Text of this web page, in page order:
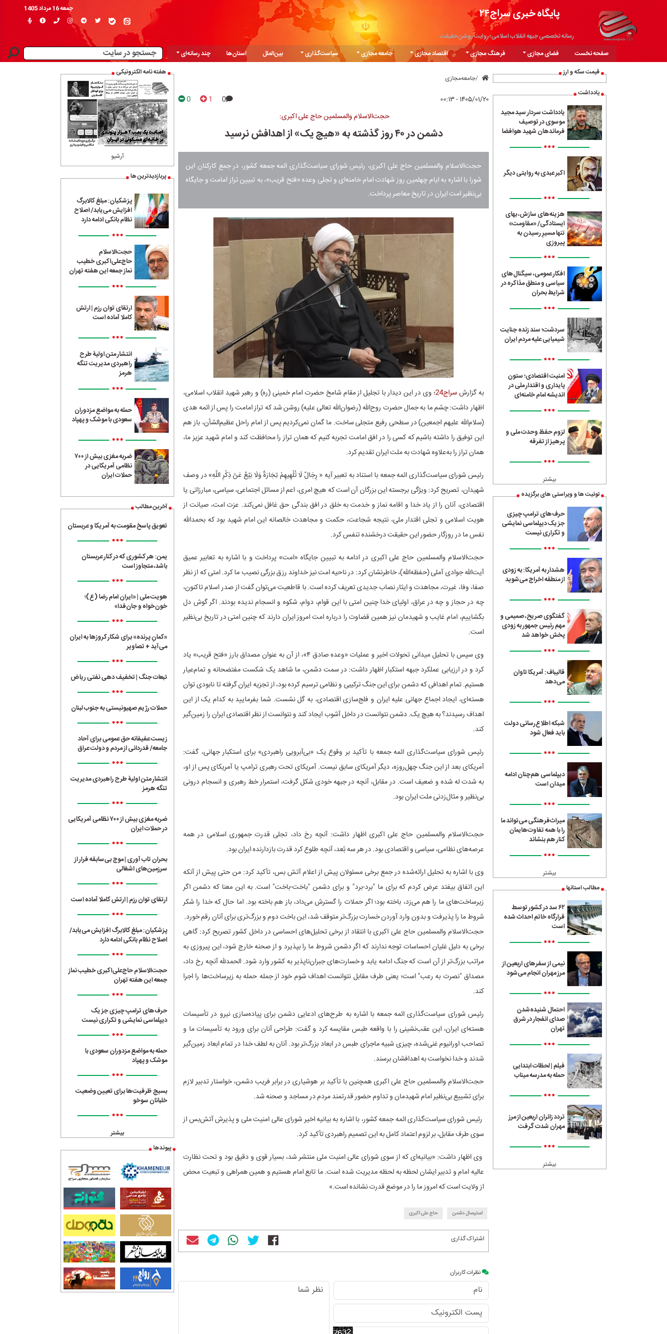
پایگاه خبری سراج۲۴
رسانه تخصصی جبهه انقلاب اسلامی؛ روایت روشن حقیقت
جمعه 16 مرداد 1405
صفحه نخست فضای مجازی فرهنگ مجازی اقتصاد مجازی جامعه مجازی سیاست‌گذاری بین‌الملل استان‌ها
چند رسانه‌ای
قیمت سکه و ارز
یادداشت
یادداشت سردار سید مجید
موسوی در توصیف
فرماندهان شهید هوافضا
•••
اکبر عبدی به روایتی دیگر
•••
هزینه‌های سازش، بهای
ایستادگی/ «مقاومت»
تنها مسیرِ رسیدن به
پیروزی
•••
افکار عمومی، سیگنال‌های
سیاسی و منطق مذاکره در
شرایط بحران
•••
سردشت؛ سند زنده جنایت
شیمیایی علیه مردم ایران
•••
امنیت اقتصادی؛ ستون
پایداری و اقتدار ملی در
اندیشه امام خامنه‌ای
•••
لزوم حفظ وحدت ملی و
پرهیز از تفرقه
•••
بیشتر
توئیت ها و ویراستی های برگزیده
حرف‌های ترامپ چیزی
جز یک دیپلماسی نمایشی
و تکراری نیست
•••
هشدار به آمریکا: به زودی
از منطقه اخراج می‌شوید
•••
گفتگوی صریح، صمیمی و
مهم رئیس جمهور به زودی
پخش خواهد شد
•••
قالیباف: آمریکا تاوان
می‌دهد
•••
شبکه اطلاع‌رسانی دولت
باید فعال شود
•••
دیپلماسی هم‌چنان ادامه
میدان است
•••
میراث‌فرهنگی می‌تواند ما
را با همه تفاوت‌هایمان
کنار هم بنشاند
•••
بیشتر
مطالب استانها
۶۲ سد در کشور توسط
قرارگاه خاتم احداث شده
است
•••
نیمی از سفرهای اربعین از
مرز مهران انجام می‌شود
•••
احتمال شنیده‌شدن
صدای انفجار در شرق
تهران
•••
فیلم | لحظات ابتدایی
حمله به مدرسه میناب
•••
تردد زائران اربعین از مرز
مهران شدت گرفت
•••
بیشتر
جامعه‌مجازی
۱۴۰۵/۰۱/۲۰ - ۰۰:۱۳ 0
1
0
حجت‌الاسلام والمسلمین حاج علی اکبری:
دشمن در ۴۰ روز گذشته به «هیچ یک» از اهدافش نرسید
حجت‌الاسلام والمسلمین حاج علی اکبری، رئیس شورای سیاست‌گذاری ائمه جمعه کشور، در جمع کارکنان این
شورا با اشاره به ایام چهلمین روز شهادت امام خامنه‌ای و تجلی وعده «فتح قریب»، به تبیین تراز امامت و جایگاه
بی‌نظیر امت ایران در تاریخ معاصر پرداخت.
به گزارشسراج24
؛ وی در این دیدار با تجلیل از مقام شامخ حضرت امام خمینی (ره) و رهبر شهید انقلاب اسلامی،
اظهار داشت: چشم ما به جمال حضرت روح‌الله (رضوان‌الله تعالی علیه) روشن شد که تراز امامت را پس از ائمه هدی
(سلام‌الله علیهم اجمعین) در سطحی رفیع متجلی ساخت. ما گمان نمی‌کردیم پس از امام راحل عظیم‌الشأن، باز هم
این توفیق را داشته باشیم که کسی را در افق امامت تجربه کنیم که همان تراز را محافظت کند و امام شهید عزیز ما،
همان تراز را به‌علاوه شهادت به ملت ایران تقدیم کرد.
رئیس شورای سیاست‌گذاری ائمه جمعه با استناد به تعبیر آیه « رِجَالٌ لَا تُلْهِیهِمْ تِجَارَةٌ وَلَا بَیْعٌ عَنْ ذِکْرِ اللَّهِ» در وصف
شهیدان، تصریح کرد: ویژگی برجسته این بزرگان آن است که هیچ امری، اعم از مسائل اجتماعی، سیاسی، مبارزاتی یا
اقتصادی، آنان را از یاد خدا و اقامه نماز و خدمت به خلق در افق بندگی حق غافل نمی‌کند. عزت امت، صیانت از
هویت اسلامی و تجلی اقتدار ملی، نتیجه شجاعت، حکمت و مجاهدت خالصانه این امام شهید بود که بحمدالله
نفس ما در روزگار حضور این حقیقت درخشنده تنفس کرد.
حجت‌الاسلام والمسلمین حاج علی اکبری در ادامه به تبیین جایگاه «امت» پرداخت و با اشاره به تعابیر عمیق
آیت‌الله جوادی آملی (حفظه‌الله)، خاطرنشان کرد: در ناحیه امت نیز خداوند رزق بزرگی نصیب ما کرد. امتی که از نظر
صفا، وفا، غیرت، مجاهدت و ایثار نصاب جدیدی تعریف کرده است. با قاطعیت می‌توان گفت از صدر اسلام تاکنون،
چه در حجاز و چه در عراق، اولیای خدا چنین امتی با این قوام، دوام، شکوه و انسجام ندیده بودند. اگر گوش دل
بگشاییم، امام غایب و شهیدمان نیز همین قضاوت را درباره امت امروز ایران دارند که چنین امتی در تاریخ بی‌نظیر
است.
وی سپس با تحلیل میدانی تحولات اخیر و عملیات «وعده صادق ۴»، از آن به عنوان مصداق بارز «فتح قریب» یاد
کرد و در ارزیابی عملکرد جبهه استکبار اظهار داشت: در سمت دشمن، ما شاهد یک شکست مفتضحانه و تمام‌عیار
هستیم. تمام اهدافی که دشمن برای این جنگ ترکیبی و نظامی ترسیم کرده بود، از تجزیه ایران گرفته تا نابودی توان
هسته‌ای، ایجاد اجماع جهانی علیه ایران و فلج‌سازی اقتصادی، به گل نشست. شما بفرمایید به کدام یک از این
اهداف رسیدند؟ به هیچ یک. دشمن نتوانست در داخل آشوب ایجاد کند و نتوانست از نظر اقتصادی ایران را زمین‌گیر
کند.
رئیس شورای سیاست‌گذاری ائمه جمعه با تأکید بر وقوع یک «بی‌آبرویی راهبردی» برای استکبار جهانی، گفت:
آمریکای بعد از این جنگ چهل‌روزه، دیگر آمریکای سابق نیست. آمریکای تحت رهبری ترامپ یا آمریکای پس از او،
به شدت له شده و ضعیف است. در مقابل، آنچه در جبهه خودی شکل گرفت، استمرار خط رهبری و انسجام درونی
بی‌نظیر و مثال‌زدنی ملت ایران بود.
حجت‌الاسلام والمسلمین حاج علی اکبری اظهار داشت: آنچه رخ داد، تجلی قدرت جمهوری اسلامی در همه
عرصه‌های نظامی، سیاسی و اقتصادی بود. در هر سه بُعد، آنچه طلوع کرد قدرت بازدارنده ایران بود.
وی با اشاره به تحلیل ارائه‌شده در جمع برخی مسئولان پیش از اعلام آتش بس، تأکید کرد: من حتی پیش از آنکه
این اتفاق بیفتد عرض کردم که برای ما "برد-برد" و برای دشمن "باخت-باخت" است. به این معنا که دشمن اگر
زیرساخت‌های ما را هم می‌زد، باخته بود؛ اگر حملات را گسترش می‌داد، باز هم باخته بود. اما حال که خدا را شکر
شروط ما را پذیرفت و بدون وارد آوردن خسارت بزرگ‌تر متوقف شد، این باخت دوم و بزرگ‌تری برای آنان رقم خورد.
حجت‌الاسلام والمسلمین حاج علی اکبری با انتقاد از برخی تحلیل‌های احساسی در داخل کشور تصریح کرد: گاهی
برخی به دلیل غلیان احساسات توجه ندارند که اگر دشمن شروط ما را بپذیرد و از صحنه خارج شود، این پیروزی به
مراتب بزرگ‌تر از آن است که جنگ ادامه یابد و خسارت‌های جبران‌ناپذیر به کشور وارد شود. الحمدلله آنچه رخ داد،
مصداق "نصرت به رعب" است؛ یعنی طرف مقابل نتوانست اهداف شوم خود از جمله حمله به زیرساخت‌ها را اجرا
کند.
رئیس شورای سیاست‌گذاری ائمه جمعه با اشاره به طرح‌های ادعایی دشمن برای پیاده‌سازی نیرو در تأسیسات
هسته‌ای ایران، این عقب‌نشینی را با واقعه طبس مقایسه کرد و گفت: طراحی آنان برای ورود به تأسیسات ما و
تصاحب اورانیوم غنی‌شده، چیزی شبیه ماجرای طبس در ابعاد بزرگ‌تر بود. آنان به لطف خدا در تمام ابعاد زمین‌گیر
شدند و خدا نخواست به اهدافشان برسند.
حجت‌الاسلام والمسلمین حاج علی اکبری همچنین با تأکید بر هوشیاری در برابر فریب دشمن، خواستار تدبیر لازم
برای تشییع بی‌نظیر امام شهیدمان و تداوم حضور قدرتمند مردم در مساجد و صحنه شد.
رئیس شورای سیاست‌گذاری ائمه جمعه کشور، با اشاره به بیانیه اخیر شورای عالی امنیت ملی و پذیرش آتش‌بس از
سوی طرف مقابل، بر لزوم اعتماد کامل به این تصمیم راهبردی تأکید کرد.
وی اظهار داشت: «بیانیه‌ای که از سوی شورای عالی امنیت ملی منتشر شد، بسیار قوی و دقیق بود و تحت نظارت
عالیه امام و تدبیر ایشان لحظه به لحظه مدیریت شده است. ما تابع امام هستیم و همین همراهی و تبعیت محض
از ولایت است که امروز ما را در موضع قدرت نشانده است.»
استیصال دشمن حاج علی اکبری
اشتراک گذاری
نظرات کاربران
هفته نامه الکترونیکی
آرشیو
پربازدیدترین ها
پزشکیان: مبلغ کالابرگ
افزایش می‌یابد/ اصلاح
نظام بانکی ادامه دارد
•••
حجت‌الاسلام
حاج‌علی‌اکبری خطیب
نماز جمعه این هفته تهران
•••
ارتقای توان رزم | ارتش
کاملا آماده است
•••
انتشار متن اولیۀ طرح
راهبردی مدیریت تنگه
هرمز
•••
حمله به مواضع مزدوران
سعودی با موشک و پهپاد
•••
ضربه مغزی بیش از ۷۰۰
نظامی آمریکایی در
حملات ایران
آخرین مطالب
تعویق پاسخ مقومت به آمریکا و عربستان
•••
یمن: هر کشوری که در کنار عربستان
باشد، متجاوز است
•••
هویت ملی | «ایران امام رضا (ع)؛
خون‌خواه و جان‌فدا»
•••
«کمانِ پرنده» برای شکار کروزها به ایران
می‌آید + تصاویر
•••
تبعات جنگ | تخفیف دهی نفتی ریاض
•••
حملات رژیم صهیونیستی به جنوب لبنان
•••
زیست عفیفانه حق عمومی برای آحاد
جامعه/ قدردانی از مردم و دولت عراق
•••
انتشار متن اولیۀ طرح راهبردی مدیریت
تنگه هرمز
•••
ضربه مغزی بیش از ۷۰۰ نظامی آمریکایی
در حملات ایران
•••
بحران تاب آوری | موج بی‌سابقه فرار از
سرزمین‌های اشغالی
•••
ارتقای توان رزم | ارتش کاملا آماده است
•••
پزشکیان: مبلغ کالابرگ افزایش می‌یابد/
اصلاح نظام بانکی ادامه دارد
•••
حجت‌الاسلام حاج‌علی‌اکبری خطیب نماز
جمعه این هفته تهران
•••
حرف‌های ترامپ چیزی جز یک
دیپلماسی نمایشی و تکراری نیست
•••
حمله به مواضع مزدوران سعودی با
موشک و پهپاد
•••
بسیج ظرفیت‌ها برای تعیین وضعیت
خلبانان سوخو
•••
بیشتر
پیوندها